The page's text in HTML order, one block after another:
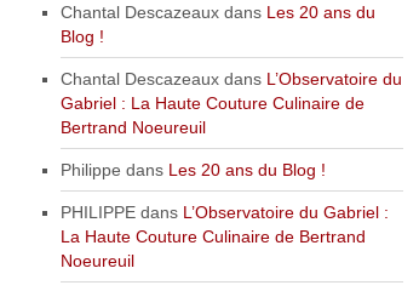
Chantal Descazeauxdans Les 20 ans du
Blog !
Chantal Descazeauxdans L’Observatoire du
Gabriel : La Haute Couture Culinaire de
Bertrand Noeureuil
Philippe dans Les 20 ans du Blog !
PHILIPPEdans L’Observatoire du Gabriel :
La Haute Couture Culinaire de Bertrand
Noeureuil